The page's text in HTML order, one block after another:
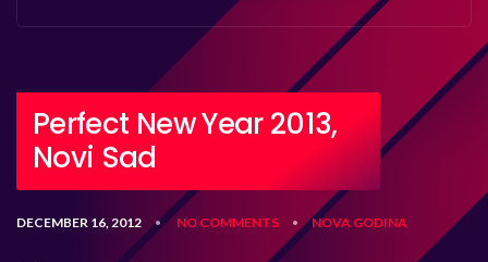
Perfect New Year 2013,
Novi Sad
DECEMBER 16, 2012 • NO COMMENTS • NOVA GODINA